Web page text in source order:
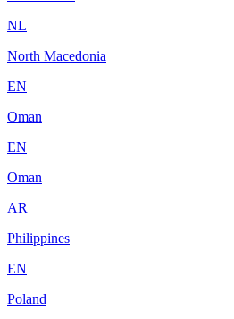
NL
North Macedonia
EN
Oman
EN
Oman
AR
Philippines
EN
Poland